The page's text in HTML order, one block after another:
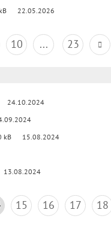
22.05.2026
10 ... 23
24.10.2024
kB 15.08.2024
13.08.2024
15 16 17 18